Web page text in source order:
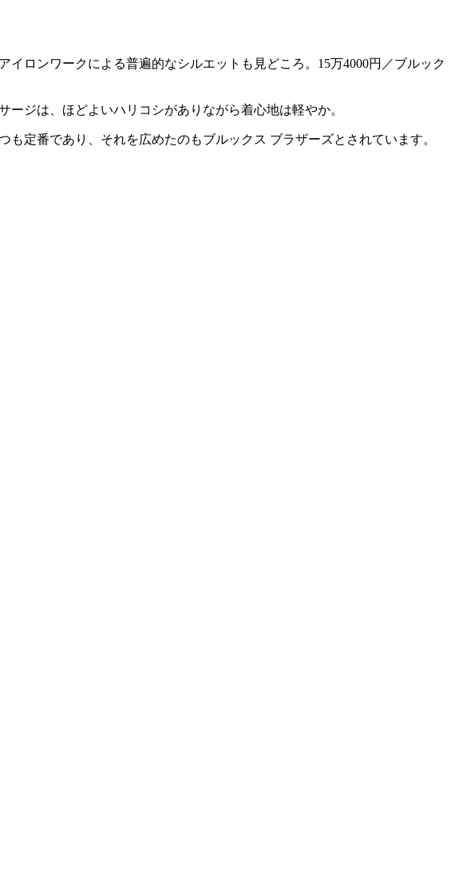
ロンワークによる普遍的なシルエットも見どころ。15万4000円／ブルック
ジは、ほどよいハリコシがありながら着心地は軽やか。
定番であり、それを広めたのもブルックス ブラザーズとされています。